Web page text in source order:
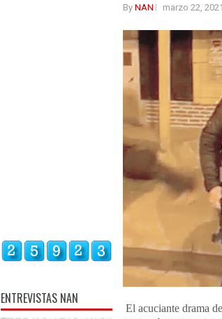
ENTREVISTAS NAN
By NAN marzo 22, 2021
El acuciante drama